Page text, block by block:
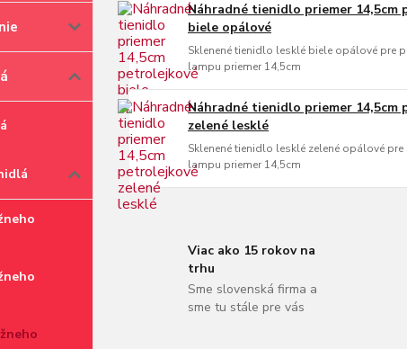
Náhradné tienidlo priemer 14,5cm
biele opálové
Sklenené tienidlo lesklé biele opálové pre
lampu priemer 14,5cm
Náhradné tienidlo priemer 14,5cm
zelené lesklé
Sklenené tienidlo lesklé zelené opálové
lampu priemer 14,5cm
Viac ako 15 rokov na
trhu
Sme slovenská firma a
sme tu stále pre vás